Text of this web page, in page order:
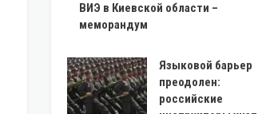
ВИЭ в Киевской области –
меморандум
Языковой барьер
преодолен:
российские